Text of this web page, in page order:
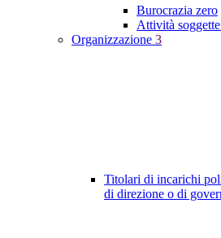
Burocrazia zero
Attività
Organizzazione 3
Titolari di incarichi
di direzione o di